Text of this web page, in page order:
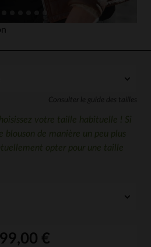
Consulter le guide des tailles
votre taille habituelle ! Si
blouson de manière un peu plus
opter pour une taille
€